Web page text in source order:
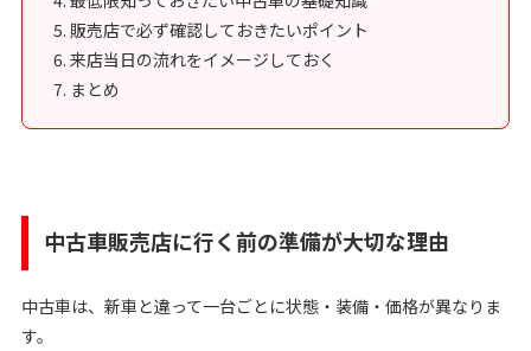
販売店で必ず確認しておきたいポイント
来店当日の流れをイメージしておく
まとめ
中古車販売店に行く前の準備が大切な理由
中古車は、新車と違って一台ごとに状態・装備・価格が異なりま
す。